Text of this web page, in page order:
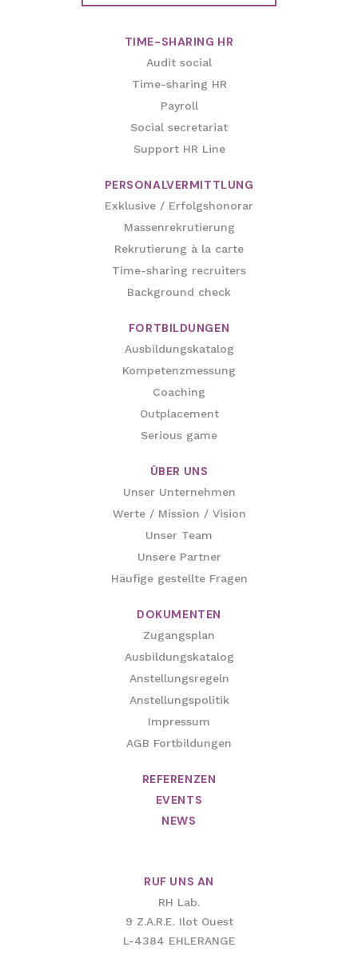
TIME-SHARING HR
Audit social
Time-sharing HR
Payroll
Social secretariat
Support HR Line
PERSONALVERMITTLUNG
Exklusive / Erfolgshonorar
Massenrekrutierung
Rekrutierung à la carte
Time-sharing recruiters
Background check
FORTBILDUNGEN
Ausbildungskatalog
Kompetenzmessung
Coaching
Outplacement
Serious game
ÜBER UNS
Unser Unternehmen
Werte / Mission / Vision
Unser Team
Unsere Partner
Häufige gestellte Fragen
DOKUMENTEN
Zugangsplan
Ausbildungskatalog
Anstellungsregeln
Anstellungspolitik
Impressum
AGB Fortbildungen
REFERENZEN
EVENTS
NEWS
RUF UNS AN
RH Lab.
9 Z.A.R.E. Ilot Ouest
L-4384 EHLERANGE